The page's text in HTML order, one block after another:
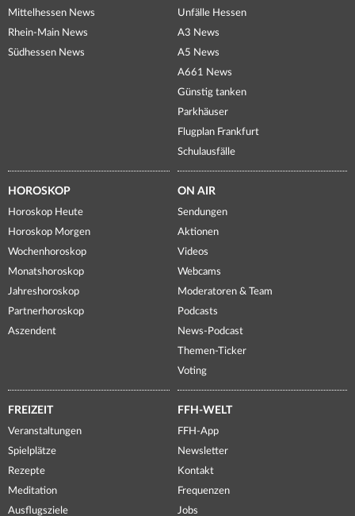
Mittelhessen News
Rhein-Main News
Südhessen News
Unfälle Hessen
A3 News
A5 News
A661 News
Günstig tanken
Parkhäuser
Flugplan Frankfurt
Schulausfälle
HOROSKOP
Horoskop Heute
Horoskop Morgen
Wochenhoroskop
Monatshoroskop
Jahreshoroskop
Partnerhoroskop
Aszendent
ON AIR
Sendungen
Aktionen
Videos
Webcams
Moderatoren & Team
Podcasts
News-Podcast
Themen-Ticker
Voting
FREIZEIT
Veranstaltungen
Spielplätze
Rezepte
Meditation
Ausflugsziele
FFH-WELT
FFH-App
Newsletter
Kontakt
Frequenzen
Jobs